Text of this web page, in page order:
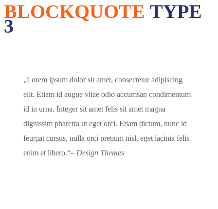
BLOCKQUOTE TYPE
3
Lorem ipsum dolor sit amet, consectetur adipiscing
elit. Etiam id augue vitae odio accumsan condimentum
id in urna. Integer sit amet felis sit amet magna
dignissim pharetra ut eget orci. Etiam dictum, nunc id
feugiat cursus, nulla orci pretium nisl, eget lacinia felis
enim et libero. – Design Themes